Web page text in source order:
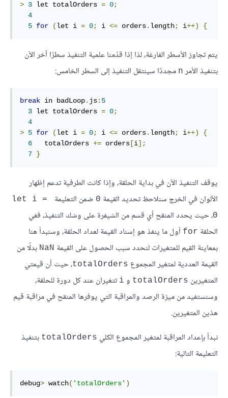
> 3 let totalOrders = 0;
4
5 for (let i = 0; i <= orders. length; i++) {
يتم تجاوز الأسطر الفارغة، لذا إذا قدّمنا علمية التنفيذ سطرًا آخر الآن
بتنفيذ الأمر ‎n‎ مجددًا سينتقل التنفيذ إلى السطر الخامس:
break in badLoop. js: 5
3 let totalOrders = 0;
4
> 5 for (let i = 0; i <= orders. length; i++)
{
6
   totalOrders
+= orders [i];
7 }
يوقف التنفيذ الآن في بداية الحلقة، وإذا كانت الطرفية تدعم إظهار
الألوان في الخرج سنلاحظ تحديد القيمة ‎0‎ ضمن التعليمة
‎let i =
0‎، حيث يحدد المنقح أي قسم من الشيفرة على وشك التنفيذ، ففي
الحلقة ‎for‎ أول ما ينفذ هو إسناد القيمة لعداد الحلقة، وسنبدأ هنا
بمعاينة القيم للمتغيرات لنحدد سبب الحصول على القيمة ‎NaN‎ بدلًا من
القيمة العددية لمتغير المجموع ‎totalOrders‎، حيث أن قيمتي
المتغيرين ‎totalOrders‎ و ‎i‎ تتغيران عند كل دورة للحلقة،
وسنستفيد من ميزة الرصد والمراقبة التي يوفرها المنقح في مراقبة قيم
هذين المتغيرين.
نبدأ بإعداد المراقبة لمتغير المجموع الكلي ‎totalOrders‎ بتنفيذ
التعليمة التالية:
debug> watch( 'totalOrders' )